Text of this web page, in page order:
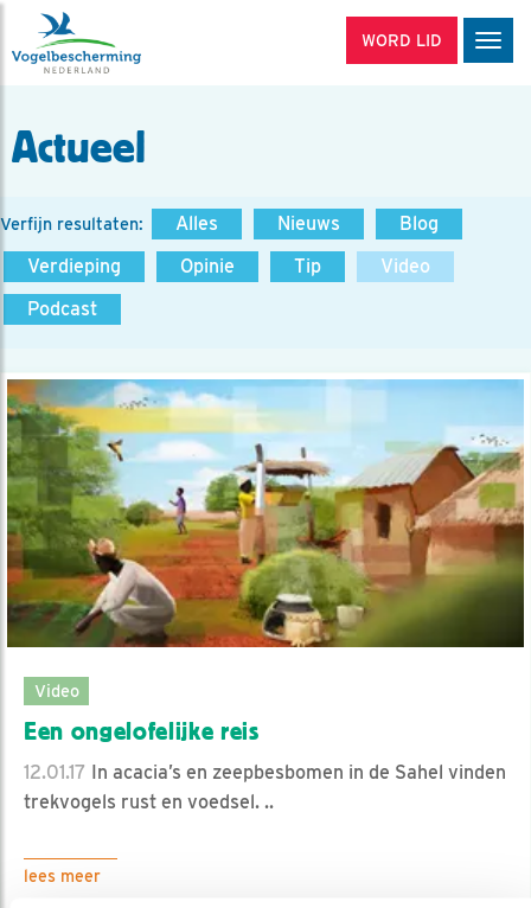
WORD LID
Actueel
Verfijn resultaten: Alles Nieuws
Blog
Verdieping
Opinie Tip
Video
Podcast
Video
Een ongelofelijke reis
12.01.17 In acacia’s en zeepbesbomen in de Sahel vinden
trekvogels rust en voedsel. ..
lees meer